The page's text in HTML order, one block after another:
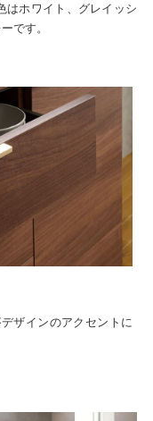
はホワイト、グレイッシ
です。
ザインのアクセントに